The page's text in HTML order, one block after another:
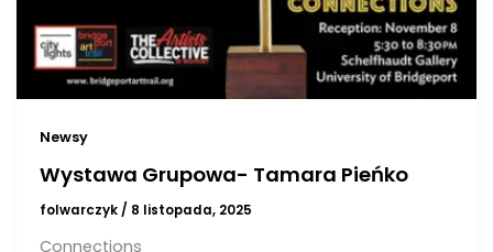
Newsy
Wystawa Grupowa- Tamara Pieńko
folwarczyk / 8 listopada, 2025
Connections